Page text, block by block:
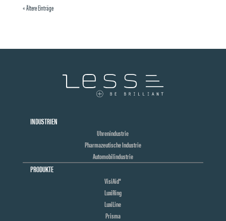
« Ältere Einträge
INDUSTRIEN
Uhrenindustrie
Pharmazeutische Industrie
Automobilindustrie
PRODUKTE
VisiAid®
LuxiRing
LuxiLine
Prisma